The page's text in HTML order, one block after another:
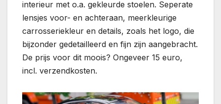
interieur met o.a. gekleurde stoelen. Seperate
lensjes voor- en achteraan, meerkleurige
carrosseriekleur en details, zoals het logo, die
bijzonder gedetailleerd en fijn zijn aangebracht.
De prijs voor dit moois? Ongeveer 15 euro,
incl. verzendkosten.